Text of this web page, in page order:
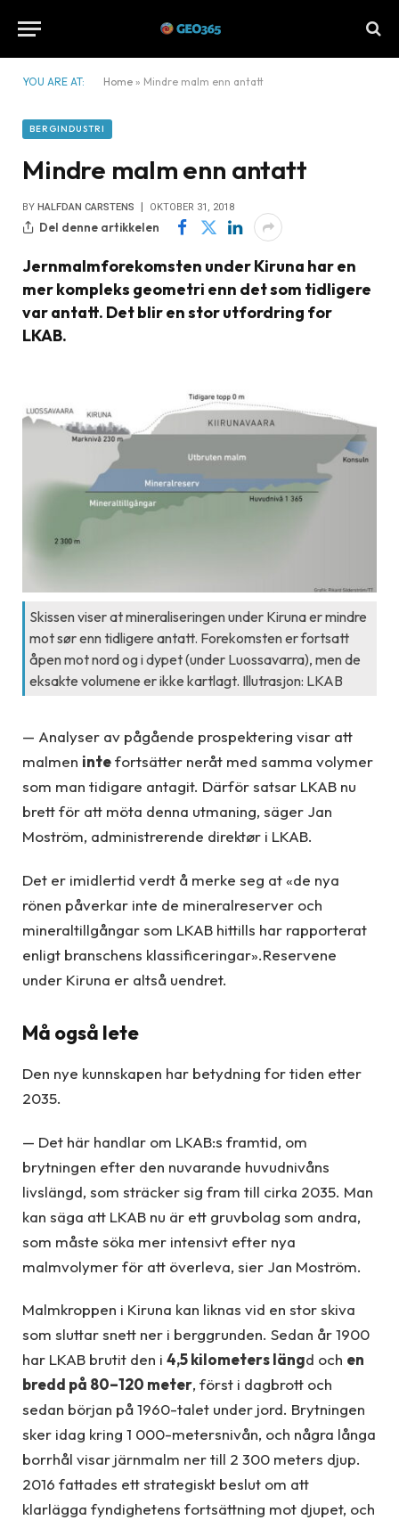
YOU ARE AT: Home » Mindre malm enn antatt
BERGINDUSTRI
Mindre malm enn antatt
BY HALFDAN CARSTENS OKTOBER 31, 2018
Del denne artikkelen
Jernmalmforekomsten under Kiruna har en
mer kompleks geometri enn det som tidligere
var antatt. Det blir en stor utfordring for
LKAB.
Skissen viser at mineraliseringen under Kiruna er mindre
mot sør enn tidligere antatt. Forekomsten er fortsatt
åpen mot nord og i dypet (under Luossavarra), men de
eksakte volumene er ikke kartlagt. Illutrasjon: LKAB
— Analyser av pågående prospektering visar att
malmen intefortsätter neråt med samma volymer
som man tidigare antagit. Därför satsar LKAB nu
brett för att möta denna utmaning, säger Jan
Moström, administrerende direktør i LKAB.
Det er imidlertid verdt å merke seg at «de nya
rönen påverkar inte de mineralreserver och
mineraltillgångar som LKAB hittills har rapporterat
enligt branschens klassificeringar».Reservene
under Kiruna er altså uendret.
Må også lete
Den nye kunnskapen har betydning for tiden etter
2035.
— Det här handlar om LKAB:s framtid, om
brytningen efter den nuvarande huvudnivåns
livslängd, som sträcker sig fram till cirka 2035. Man
kan säga att LKAB nu är ett gruvbolag som andra,
som måste söka mer intensivt efter nya
malmvolymer för att överleva, sier Jan Moström.
Malmkroppen i Kiruna kan liknas vid en stor skiva
som sluttar snett ner i berggrunden. Sedan år 1900
har LKAB brutit den i 4,5 kilometers längd och en
bredd på 80–120 meter, först i dagbrott och
sedan början på 1960-talet under jord. Brytningen
sker idag kring 1 000-metersnivån, och några långa
borrhål visar järnmalm ner till 2 300 meters djup.
2016 fattades ett strategiskt beslut om att
klarlägga fyndighetens fortsättning mot djupet, och